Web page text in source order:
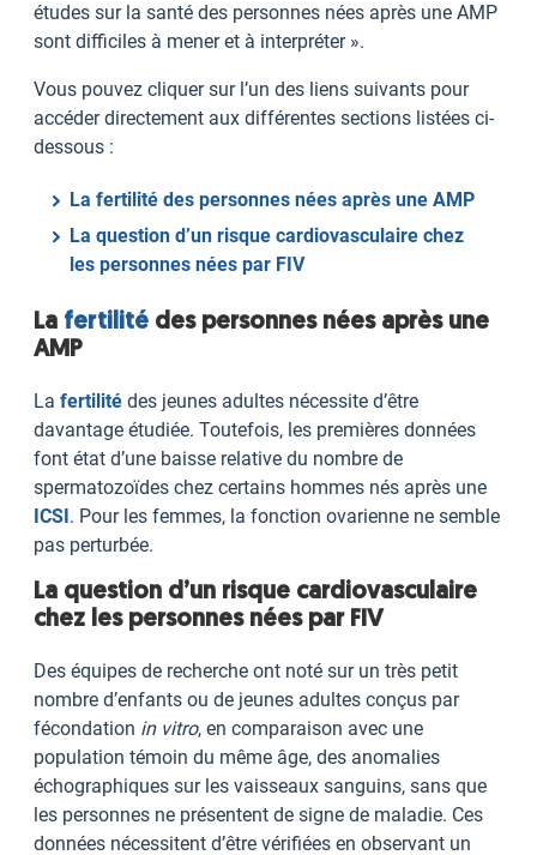
études sur la santé des personnes nées après une AMP
sont difficiles à mener et à interpréter ».
Vous pouvez cliquer sur l’un des liens suivants pour
accéder directement aux différentes sections listées ci-
dessous :
La fertilité des personnes nées après une AMP
La question d’un risque cardiovasculaire chez
les personnes nées par FIV
La fertilité des personnes nées après une
AMP
La fertilité des jeunes adultes nécessite d’être
davantage étudiée. Toutefois, les premières données
font état d’une baisse relative du nombre de
spermatozoïdes chez certains hommes nés après une
ICSI . Pour les femmes, la fonction ovarienne ne semble
pas perturbée.
La question d’un risque cardiovasculaire
chez les personnes nées par FIV
Des équipes de recherche ont noté sur un très petit
nombre d’enfants ou de jeunes adultes conçus par
fécondation in vitro, en comparaison avec une
population témoin du même âge, des anomalies
échographiques sur les vaisseaux sanguins, sans que
les personnes ne présentent de signe de maladie. Ces
données nécessitent d’être vérifiées en observant un